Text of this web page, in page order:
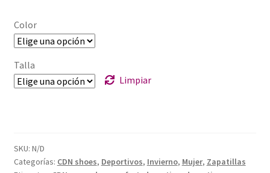
Color
Talla
Limpiar
SKU: N/D
Categorías: CDN shoes, Deportivos, Invierno, Mujer, Zapatillas